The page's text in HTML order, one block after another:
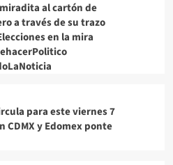
al cartón de
a través de su trazo
en la mira
para este viernes 7
CDMX y Edomex ponte